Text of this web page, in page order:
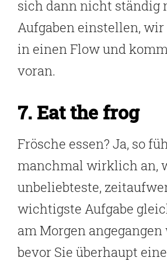
sich dann nicht ständig
Aufgaben einstellen,
in einen Flow und
voran.
7. Eat the frog
Frösche essen? Ja, so
manchmal wirklich an,
unbeliebteste,
wichtigste Aufgabe
am Morgen
bevor Sie überhaupt